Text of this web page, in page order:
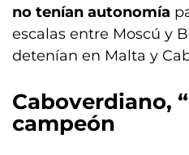
no tenían autonomía
escalas entre Moscú y
detenían en Malta y
Caboverdiano,
campeón